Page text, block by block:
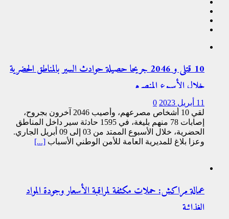
10 قتلى و 2046 جريحا حصيلة حوادث السير بالمناطق الحضرية
‏خلال الأسبوع المنصرم
11 أبريل 2023
0
لقي 10 أشخاص مصرعهم، وأصيب 2046 آخرون بجروح،
إصابات 78 منهم بليغة، في 1595 حادثة سير داخل المناطق
‏الحضرية، خلال الأسبوع الممتد من 03 إلى 09 أبريل الجاري.
وعزا بلاغ للمديرية العامة للأمن الوطني الأسباب [...]
عمالة مراكش: حملات مكثفة لمراقبة الأسعار وجودة المواد
الغذائية